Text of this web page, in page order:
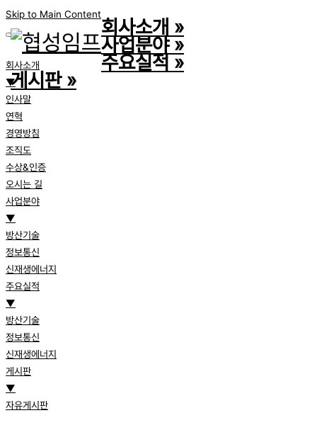
Skip to Main Content
회사소개
▼
인사말
연혁
경영방침
조직도
수상&인증
오시는 길
사업분야
▼
방산기술
정보통신
신재생에너지
주요실적
▼
방산기술
정보통신
신재생에너지
게시판
▼
자유게시판
회사소개 »
사업분야»
주요실적»
게시판»